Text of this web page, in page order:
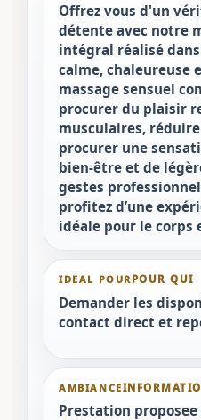
Offrez vous d'un
détente avec notre
intégral réalisé
calme, chaleureuse
massage sensuel
procurer du plaisir
musculaires,
procurer une
bien-être et de
gestes
profitez d’une
idéale pour le corps
IDEAL POUR
Demander les
contact direct et
AMBIANCE
Prestation